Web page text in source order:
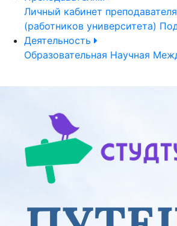
Личный кабинет преподавателя
(работников университета)
Деятельность
Образовательная Научная